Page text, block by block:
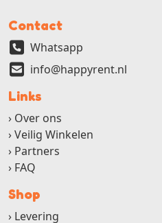
Contact
Whatsapp
info@happyrent.nl
Links
Over ons
Veilig Winkelen
Partners
FAQ
Shop
Levering